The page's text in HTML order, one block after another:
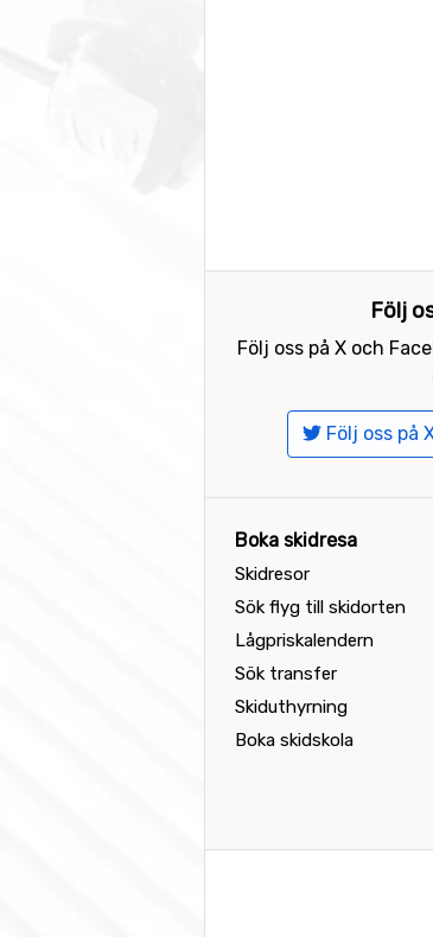
Följ
Följ oss på X och
Följ oss på
Boka skidresa
Skidresor
Sök flyg till skidorten
Lågpriskalendern
Sök transfer
Skiduthyrning
Boka skidskola